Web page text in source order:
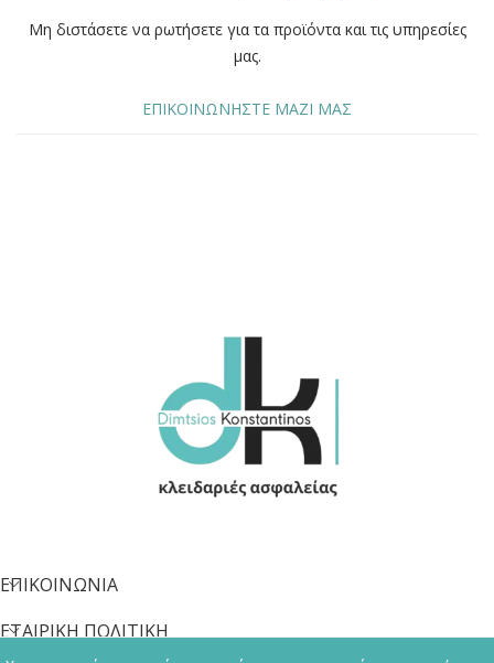
Μη διστάσετε να ρωτήσετε για τα προϊόντα και τις υπηρεσίες
μας.
ΕΠΙΚΟΙΝΩΝΗΣΤΕ ΜΑΖΙ ΜΑΣ
ΕΠΙΚΟΙΝΩΝΙΑ
ΕΤΑΙΡΙΚΗ ΠΟΛΙΤΙΚΗ